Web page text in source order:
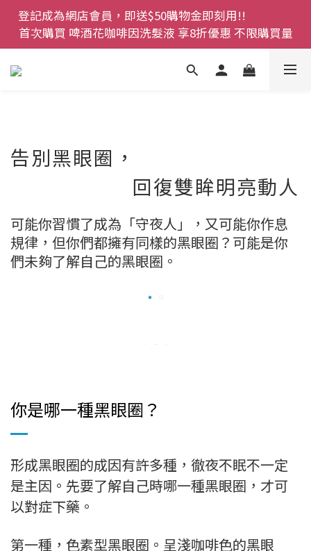
登記成為網店會員，即送$50購物金即刻用!!
首次購買 啤酒花咖啡因洗髮液 享8折優惠 不限購買量
首次購買 啤酒花咖啡因洗髮液 享8折優惠 不限購買量
網店會員一年內累積消費 $4500 即刻變身 VIP 全年正
價貨 85 折，幫朋友買大家一齊抵 !!
登記成為網店會員，即送$50購物金即刻用!!
首次購買 啤酒花咖啡因洗髮液 享8折優惠 不限購買量
告別黑眼圈，
回復雙眸明亮動人
可能你習慣了成為「守夜人」，又可能你作息
規律，但你們都擁有同樣的黑眼圈？可能是你
們未夠了解自己的黑眼圈。
你是哪一種黑眼圈？
形成黑眼圈的成因有許多種，徹夜不眠不一定
是主因。先要了解自己時哪一種黑眼圈，才可
以對症下藥。
第一種，色素型黑眼圈。呈淺咖啡色的黑眼